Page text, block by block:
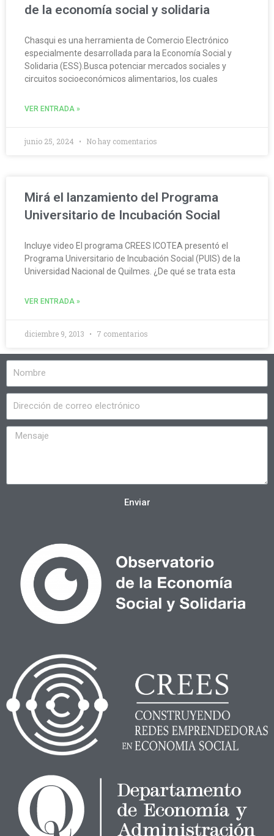
de la economía social y solidaria
Chasqui es una herramienta de Comercio Electrónico
especialmente desarrollada para la Economía Social y
Solidaria (ESS).Busca potenciar mercados sociales y
circuitos socioeconómicos alimentarios, los cuales
VER ENTRADA »
junio 25, 2024 No hay comentarios
Mirá el lanzamiento del Programa
Universitario de Incubación Social
Incluye video El programa CREES ICOTEA presentó el
Programa Universitario de Incubación Social (PUIS) de la
Universidad Nacional de Quilmes. ¿De qué se trata esta
VER ENTRADA »
diciembre 9, 2013 7 comentarios
Enviar